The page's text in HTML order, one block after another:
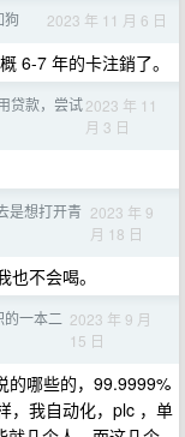
狗 2023 年 11 月 6 日
6-7 年的卡注銷了。
贷款，尝试2023 年 11
月 3 日
是想打开青 2023 年 9
月 18 日
不会喝。
的一本二 2023 年 9 月
15 日
的哪些的，99.9999%
，我自动化，plc ，单